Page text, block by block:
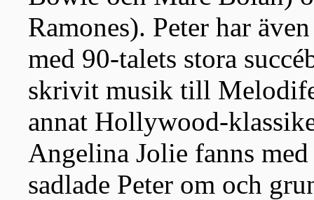
Ramones). Peter har
med 90-talets stora
skrivit musik till
annat Hollywood-
Angelina Jolie fanns
sadlade Peter om och